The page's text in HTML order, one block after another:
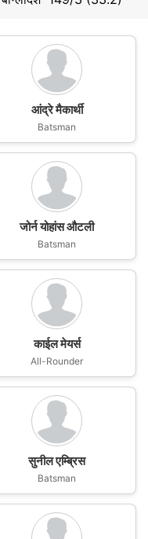
आंद्रे मैकार्थी
Batsman
जोर्न योहांस औटली
Batsman
काईल मेयर्स
All-Rounder
सुनील एम्ब्रिस
Batsman